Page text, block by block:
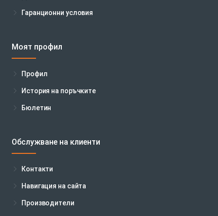
Гаранционни условия
Моят профил
Профил
История на поръчките
Бюлетин
Обслужване на клиенти
Контакти
Навигация на сайта
Производители